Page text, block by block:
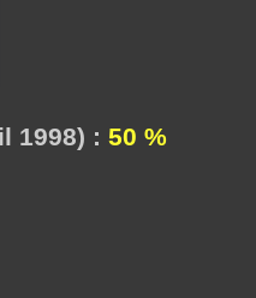
1998) : 50 %